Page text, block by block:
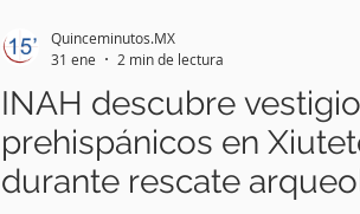
INAH descubre
prehispánicos en
durante rescate
Quinceminutos.MX
31 ene
2 min de lectura